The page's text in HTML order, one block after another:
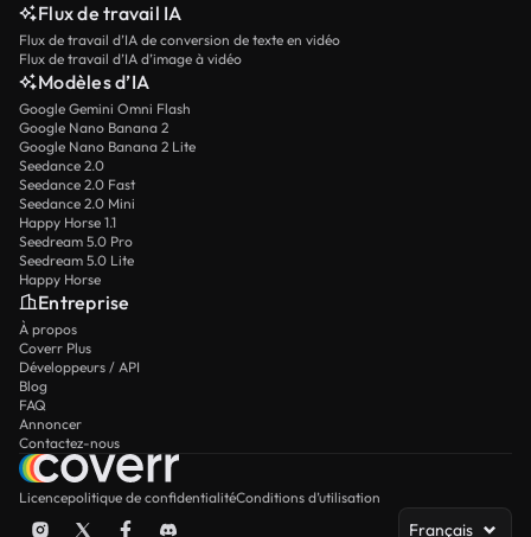
Flux de travail IA
Flux de travail d’IA de conversion de texte en vidéo
Flux de travail d’IA d’image à vidéo
Modèles d’IA
Google Gemini Omni Flash
Google Nano Banana 2
Google Nano Banana 2 Lite
Seedance 2.0
Seedance 2.0 Fast
Seedance 2.0 Mini
Happy Horse 1.1
Seedream 5.0 Pro
Seedream 5.0 Lite
Happy Horse
Entreprise
À propos
Coverr Plus
Développeurs / API
Blog
FAQ
Annoncer
Contactez-nous
Licencepolitique de confidentialitéConditions d’utilisation
Français